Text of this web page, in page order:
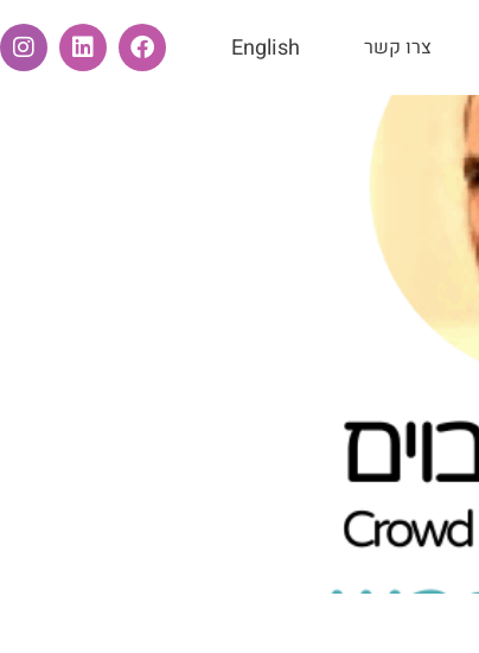
צרו קשר English